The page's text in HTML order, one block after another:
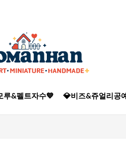
루&펠트자수💙 💎비즈&쥬얼리공